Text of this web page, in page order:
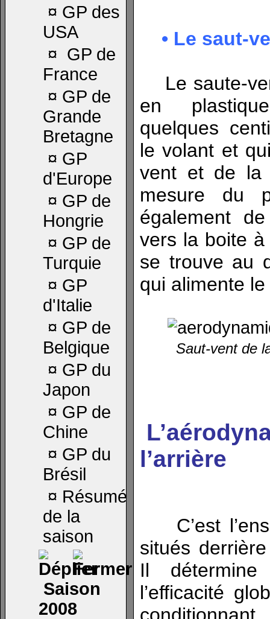
¤ GP des
USA
¤ GP de
France
¤ GP de
Grande
Bretagne
¤ GP
d'Europe
¤ GP de
Hongrie
¤ GP de
Turquie
¤ GP
d'Italie
¤ GP de
Belgique
¤ GP du
Japon
¤ GP de
Chine
¤ GP du
Brésil
¤ Résumé
de la
saison
Saison
2008
• Le saut-
Le saute-
en
quelques
le volant et
vent et de la
mesure du
également
vers la boite à
se trouve au
qui alimente
Saut-vent de
l’arrière
C’est
situés
Il
l’efficacité